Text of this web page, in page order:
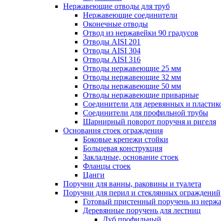
Нержавеющие отводы для труб
Нержавеющие соединители
Оконечные отводы
Отвод из нержавейки 90 градусов
Отводы AISI 201
Отводы AISI 304
Отводы AISI 316
Отводы нержавеющие 25 мм
Отводы нержавеющие 32 мм
Отводы нержавеющие 50 мм
Отводы нержавеющие приварные
Соединители для деревянных и
Соединители для профильной трубы
Шарнирный поворот поручня и ригеля
Основания стоек ограждения
Боковые крепежи стойки
Больцевая конструкция
Закладные, основание стоек
Фланцы стоек
Цанги
Поручни для ванны, раковины и туалета
Поручни для перил и стеклянных ограждений
Готовый пристенный поручень из
Деревянные поручень для лестниц
Дуб профильный